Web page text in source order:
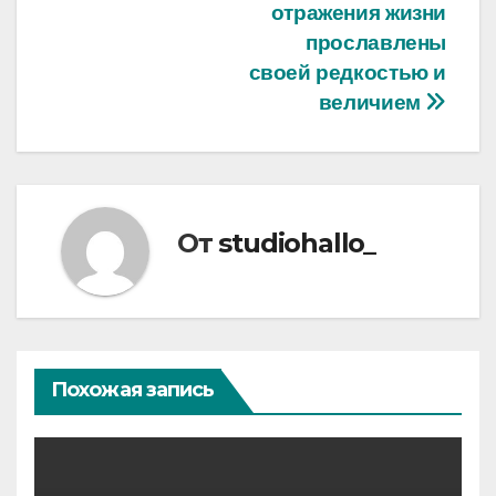
отражения жизни
прославлены
своей редкостью и
величием
Отstudiohallo_
Похожая запись